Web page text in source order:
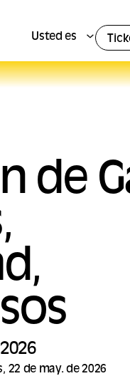
Usted es
de
22 de may. de 2026